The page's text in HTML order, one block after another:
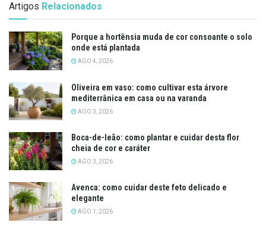
Artigos Relacionados
Porque a hortênsia muda de cor consoante o solo
onde está plantada
AGO 4, 2026
Oliveira em vaso: como cultivar esta árvore
mediterrânica em casa ou na varanda
AGO 3, 2026
Boca-de-leão: como plantar e cuidar desta flor
cheia de cor e caráter
AGO 3, 2026
Avenca: como cuidar deste feto delicado e
elegante
AGO 1, 2026